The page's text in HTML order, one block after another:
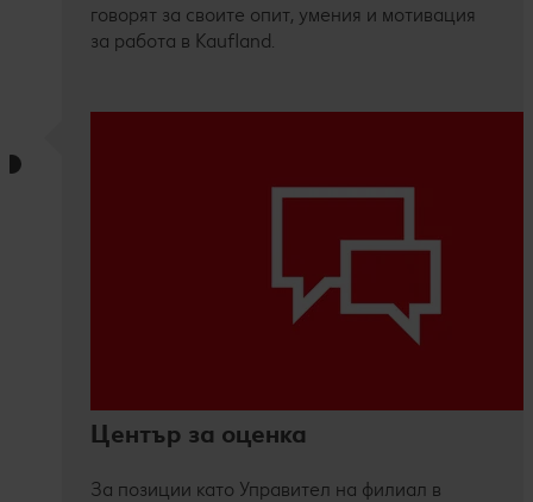
говорят за своите опит, умения и мотивация
за работа в Kaufland.
Център за оценка
За позиции като Управител на филиал в